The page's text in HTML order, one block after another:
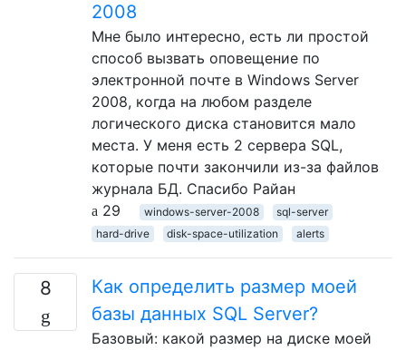
2008
Мне было интересно, есть ли простой
способ вызвать оповещение по
электронной почте в Windows Server
2008, когда на любом разделе
логического диска становится мало
места. У меня есть 2 сервера SQL,
которые почти закончили из-за файлов
журнала БД. Спасибо Райан
29
windows-server-2008
sql-server
hard-drive
disk-space-utilization alerts
8
Как определить размер моей
базы данных SQL Server?
Базовый: какой размер на диске моей